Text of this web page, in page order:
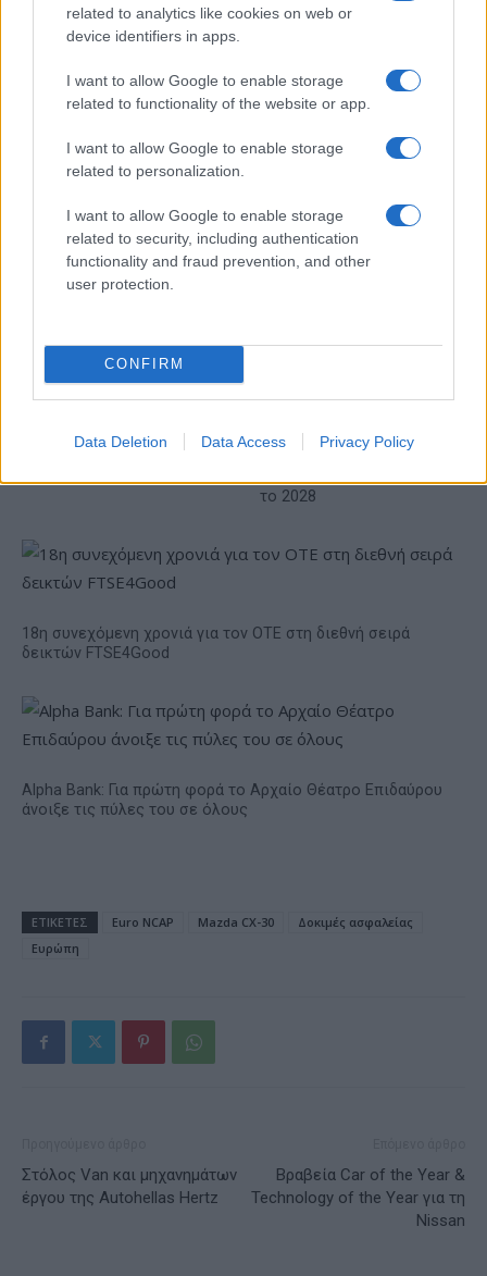
related to analytics like cookies on web or
device identifiers in apps.
I want to allow Google to enable storage
related to functionality of the website or app.
I want to allow Google to enable storage
related to personalization.
I want to allow Google to enable storage
related to security, including authentication
functionality and fraud prevention, and other
user protection.
CONFIRM
Data Deletion Data Access Privacy Policy
Ελληνική Αναπτυξιακή
δάνεια έως 5 δισ. σε
μικρομεσαίες
πινακίδων κυκλοφορίας -
Τέλος στις χρονοβόρες
διαδικασίες
Η Chery επενδύει 75 εκατ. δολάρια στην KG Mobility
Το FIAT 500 Hybrid τώρα
από 18.990 ευρώ
Ατρόμητος και Novibet
το 2028
18η συνεχόμενη χρονιά για τον ΟΤΕ στη διεθνή σειρά
δεικτών FTSE4Good
Alpha Bank: Για πρώτη φορά το Αρχαίο Θέατρο Επιδαύρου
άνοιξε τις πύλες του σε όλους
ΕΤΙΚΕΤΕΣ Euro NCAP Mazda CX-30
Δοκιμές ασφαλείας
Ευρώπη
Στόλος Van και μηχανημάτων
έργου της Autohellas Hertz
Βραβεία Car of the Year &
Technology of the Year για τη
Nissan